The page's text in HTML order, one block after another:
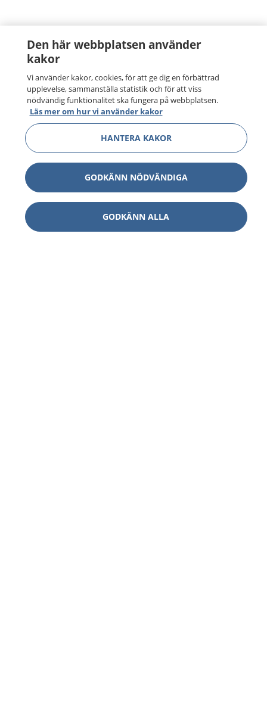
Den här webbplatsen använder
kakor
Vi använder kakor, cookies, för att ge dig en förbättrad
upplevelse, sammanställa statistik och för att viss
nödvändig funktionalitet ska fungera på webbplatsen.
Läs mer om hur vi använder kakor
HANTERA KAKOR
GODKÄNN NÖDVÄNDIGA
GODKÄNN ALLA